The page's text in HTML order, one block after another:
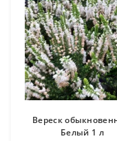
Вереск
Белый 1 л